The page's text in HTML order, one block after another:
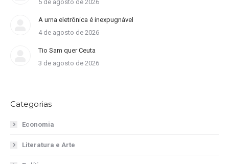
5 de agosto de 2026
A urna eletrônica é inexpugnável
4 de agosto de 2026
Tio Sam quer Ceuta
3 de agosto de 2026
Categorias
Economia
Literatura e Arte